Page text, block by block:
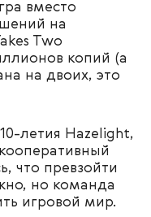
вместо
на
Two
копий (а
на двоих, это
летия Hazelight,
что превзойти
но команда
игровой мир.